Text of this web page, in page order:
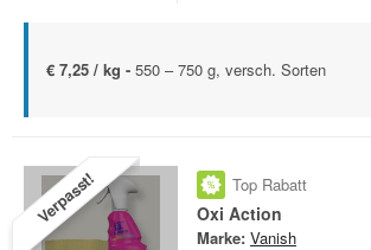
€ 7,25 / kg - 550 – 750 g, versch. Sorten
Verpasst! Top Rabatt
Oxi Action
Marke: Vanish